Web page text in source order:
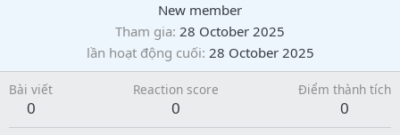
New member
Tham gia 28 October 2025
lần hoạt động cuối 28 October 2025
Bài viết
0
Reaction score
0
Điểm thành tích
0